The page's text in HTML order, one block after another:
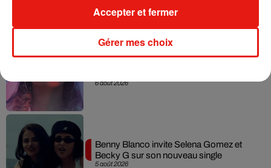
6 août 2026
5 août 2026
Benny Blanco invite Selena Gomez et
Becky G sur son nouveau single
Gérer mes choix
Accepter et fermer